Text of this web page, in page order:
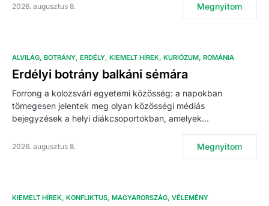
2026. augusztus 8. Megnyitom
ALVILÁG BOTRÁNY ERDÉLY KIEMELT HÍREK KURIÓZUM ROMÁNIA
Erdélyi botrány balkáni sémára
Forrong a kolozsvári egyetemi közösség: a napokban
tömegesen jelentek meg olyan közösségi médiás
bejegyzések a helyi diákcsoportokban, amelyek…
2026. augusztus 8. Megnyitom
KIEMELT HÍREK KONFLIKTUS MAGYARORSZÁG VÉLEMÉNY